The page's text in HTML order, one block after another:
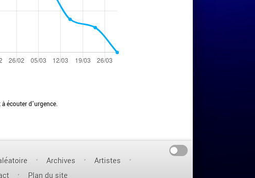
écouter d'urgence.
Archives
Artistes
Plan du site
On